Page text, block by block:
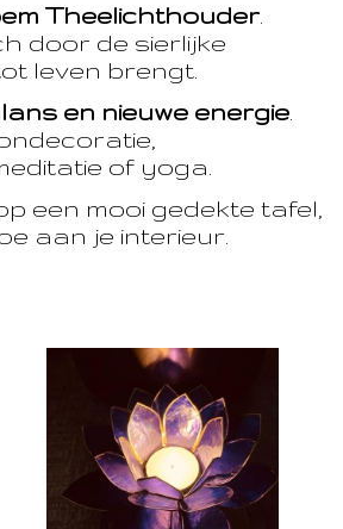
Theelichthouder.
door de sierlijke
leven brengt.
en nieuwe energie.
of yoga.
een mooi gedekte tafel,
aan je interieur.